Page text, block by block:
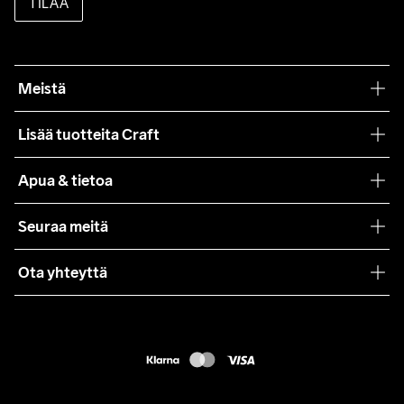
Meistä
Lisää tuotteita Craft
Yhteistyöt
Lehdistö
Apua & tietoa
Käyttöehdot
Asiakaspalvelu
Seuraa meitä
Ota yhteyttä